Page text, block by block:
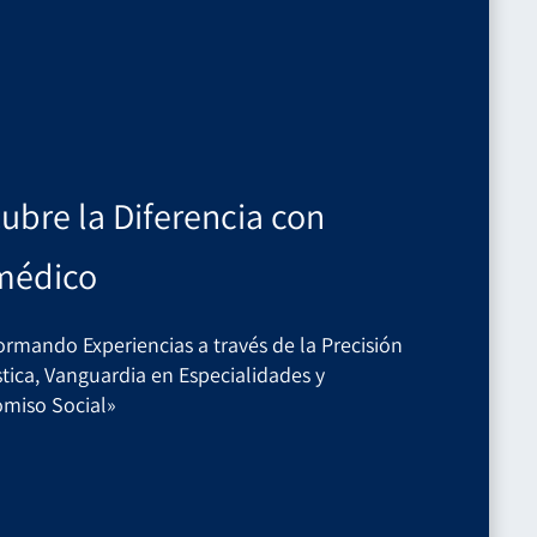
la Diferencia con
Experiencias a través de la Precisión
Vanguardia en Especialidades y
Social»